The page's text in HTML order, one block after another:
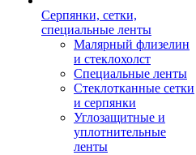
Серпянки, сетки,
специальные ленты
Малярный флизелин
и стеклохолст
Специальные ленты
Стеклотканные сетки
и серпянки
Углозащитные и
уплотнительные
ленты